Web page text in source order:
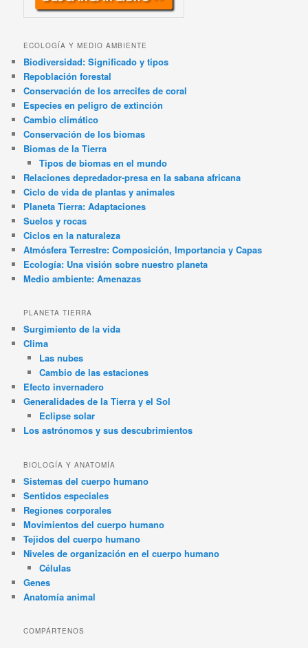
ECOLOGÍA Y MEDIO AMBIENTE
Biodiversidad: Significado y tipos
Repoblación forestal
Conservación de los arrecifes de coral
Especies en peligro de extinción
Cambio climático
Conservación de los biomas
Biomas de la Tierra
Tipos de biomas en el mundo
Relaciones depredador-presa en la sabana africana
Ciclo de vida de plantas y animales
Planeta Tierra: Adaptaciones
Suelos y rocas
Ciclos en la naturaleza
Atmósfera Terrestre: Composición, Importancia y Capas
Ecología: Una visión sobre nuestro planeta
Medio ambiente: Amenazas
PLANETA TIERRA
Surgimiento de la vida
Clima
Las nubes
Cambio de las estaciones
Efecto invernadero
Generalidades de la Tierra y el Sol
Eclipse solar
Los astrónomos y sus descubrimientos
BIOLOGÍA Y ANATOMÍA
Sistemas del cuerpo humano
Sentidos especiales
Regiones corporales
Movimientos del cuerpo humano
Tejidos del cuerpo humano
Niveles de organización en el cuerpo humano
Células
Genes
Anatomía animal
COMPÁRTENOS